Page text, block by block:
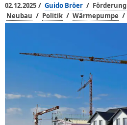
02.12.2025 / Guido Bröer / Förderung
Neubau / Politik / Wärmepumpe /